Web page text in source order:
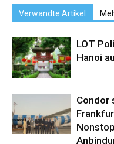
Verwandte Artikel
LOT
Hanoi
Condor